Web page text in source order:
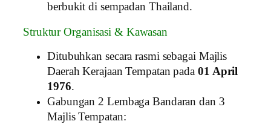
berbukit di sempadan Thailand.
Struktur Organisasi & Kawasan
Ditubuhkan secara rasmi sebagai Majlis
Daerah Kerajaan Tempatan pada 01 April
1976.
Gabungan 2 Lembaga Bandaran dan 3
Majlis Tempatan: